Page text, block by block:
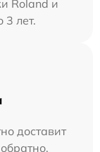
Roland и
3 лет.
доставит